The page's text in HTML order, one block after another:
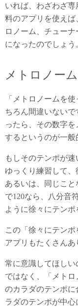
いれば、わざわざ
料のアプリを使えば
ロノーム、チュー
になったのでしょう
メトロノー
「メトロノームを
ちろん間違いない
ったら、その数字
するというのが一般
もしそのテンポが
ゆっくり練習して、
あるいは、同じこ
で120なら、八分音
ように徐々にテンポ
この「徐々にテン
アプリもたくさんあ
常に意識してほし
ではなく、「メト
のカラダのテンポ
ラダのテンポが中